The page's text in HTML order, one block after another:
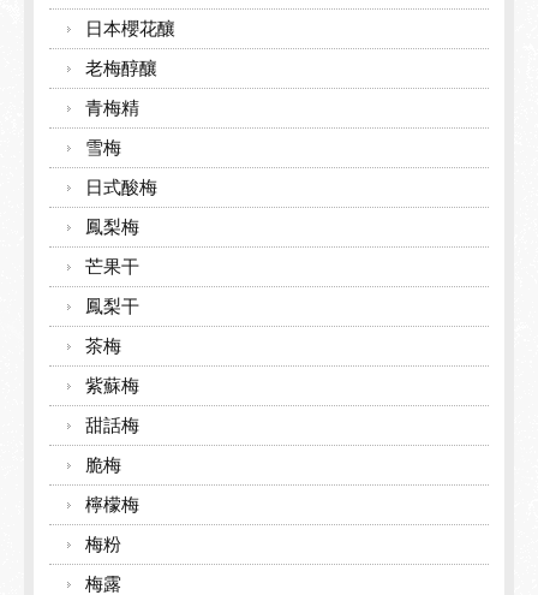
日本櫻花釀
老梅醇釀
青梅精
雪梅
日式酸梅
鳳梨梅
芒果干
鳳梨干
茶梅
紫蘇梅
甜話梅
脆梅
檸檬梅
梅粉
梅露